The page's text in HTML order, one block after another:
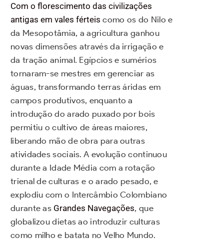
Com o florescimento das civilizações
antigas em vales férteis como os do Nilo e
da Mesopotâmia, a agricultura ganhou
novas dimensões através da irrigação e
da tração animal. Egípcios e sumérios
tornaram-se mestres em gerenciar as
águas, transformando terras áridas em
campos produtivos, enquanto a
introdução do arado puxado por bois
permitiu o cultivo de áreas maiores,
liberando mão de obra para outras
atividades sociais. A evolução continuou
durante a Idade Média com a rotação
trienal de culturas e o arado pesado, e
explodiu com o Intercâmbio Colombiano
durante as Grandes Navegações, que
globalizou dietas ao introduzir culturas
como milho e batata no Velho Mundo.